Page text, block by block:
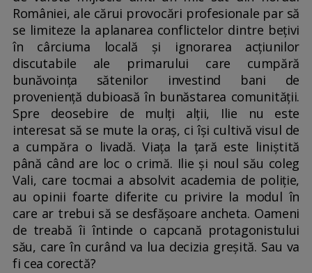
României, ale cărui provocări profesionale par să
se limiteze la aplanarea conflictelor dintre bețivi
în cârciuma locală și ignorarea acțiunilor
discutabile ale primarului care cumpără
bunăvoința sătenilor investind bani de
proveniență dubioasă în bunăstarea comunității.
Spre deosebire de mulți alții, Ilie nu este
interesat să se mute la oraș, ci își cultivă visul de
a cumpăra o livadă. Viața la țară este liniștită
până când are loc o crimă. Ilie și noul său coleg
Vali, care tocmai a absolvit academia de poliție,
au opinii foarte diferite cu privire la modul în
care ar trebui să se desfășoare ancheta. Oameni
de treabă îi întinde o capcană protagonistului
său, care în curând va lua decizia greșită. Sau va
fi cea corectă?